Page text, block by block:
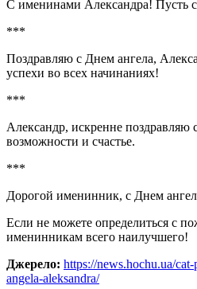
С именинами Александра! Пусть
***
Поздравляю с Днем ангела,
успехи во всех начинаниях!
***
Александр, искренне
возможности и счастье.
***
Дорогой именинник, с Днем
Если не можете определиться с
именинникам всего наилучшего!
Джерело: https://news.hochu.ua/
angela-aleksandra/